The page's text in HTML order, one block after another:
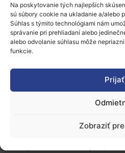
Na poskytovanie tých najlepších
sú súbory cookie na ukladanie a/alebo
Súhlas s týmito technológiami nám
správanie pri prehliadaní alebo
alebo odvolanie súhlasu môže
funkcie.
Prijať
Zobraziť
O
Naše